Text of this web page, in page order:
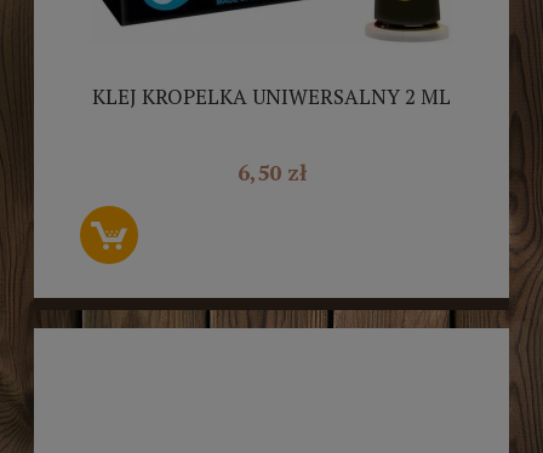
KLEJ KROPELKA UNIWERSALNY 2 ML
6,50 zł